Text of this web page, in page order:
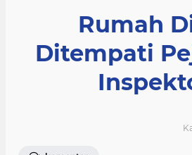
Rumah
Ditempati